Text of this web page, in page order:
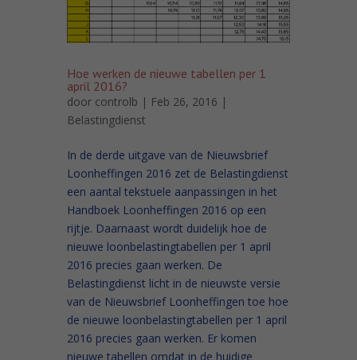
Hoe werken de nieuwe tabellen per 1
april 2016?
door controlb | Feb 26, 2016 |
Belastingdienst
In de derde uitgave van de Nieuwsbrief
Loonheffingen 2016 zet de Belastingdienst
een aantal tekstuele aanpassingen in het
Handboek Loonheffingen 2016 op een
rijtje. Daarnaast wordt duidelijk hoe de
nieuwe loonbelastingtabellen per 1 april
2016 precies gaan werken. De
Belastingdienst licht in de nieuwste versie
van de Nieuwsbrief Loonheffingen toe hoe
de nieuwe loonbelastingtabellen per 1 april
2016 precies gaan werken. Er komen
nieuwe tabellen omdat in de huidige